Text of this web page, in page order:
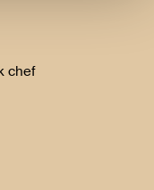
chef